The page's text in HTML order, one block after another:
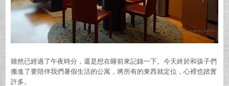
雖然已經過了午夜時分，還是想在睡前來記錄一下。今天終於和孩子們
搬進了要陪伴我們暑假生活的公寓，將所有的東西就定位，心裡也踏實
許多。